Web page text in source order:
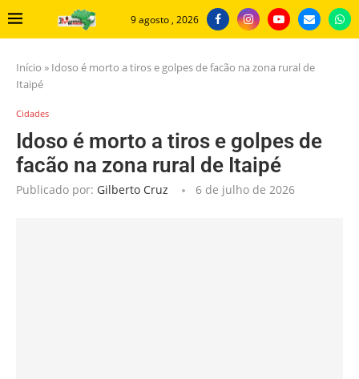
9 agosto , 2026
Início » Idoso é morto a tiros e golpes de facão na zona rural de
Itaipé
Cidades
Idoso é morto a tiros e golpes de
facão na zona rural de Itaipé
Publicado por: Gilberto Cruz 6 de julho de 2026